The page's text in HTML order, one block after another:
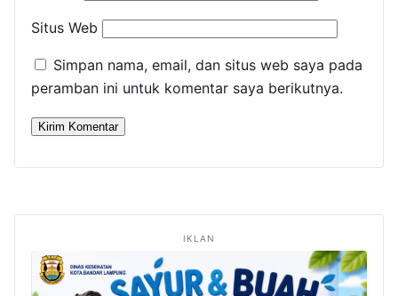
Situs Web
Simpan nama, email, dan situs web saya pada
peramban ini untuk komentar saya berikutnya.
IKLAN